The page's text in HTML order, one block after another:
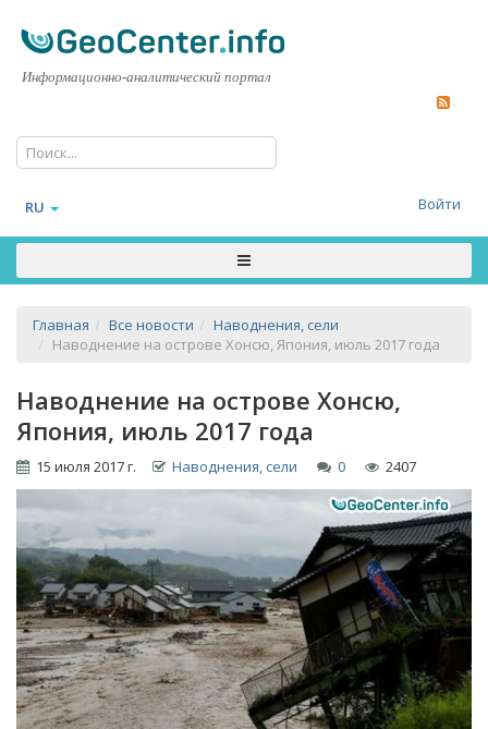
Информационно-аналитический портал
RU Войти
Главная Все новости
Наводнения, сели
Наводнение на острове Хонсю, Япония, июль 2017 года
Наводнение на острове Хонсю,
Япония, июль 2017 года
15 июля 2017 г. Наводнения, сели 0 2407